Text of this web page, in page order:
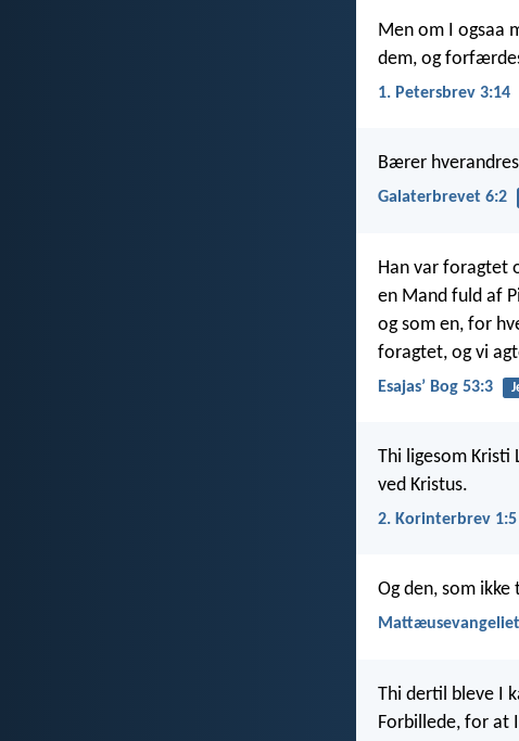
Men om I ogsaa
dem, og
1. Petersbrev 3:14
Bærer
Galaterbrevet 6:2
Han var foragtet
en Mand fuld af
og som en, for
foragtet, og vi
Esajasʼ Bog 53:3
Thi ligesom Kristi
ved Kristus.
2. Korinterbrev 1:5
Og den, som
Thi dertil bleve I
Forbillede, for at